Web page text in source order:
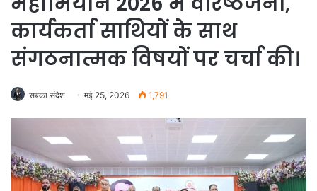
कार्यकर्ता साथियों के साथ
संगठनात्मक विषयों पर चर्चा की।
सबका संदेश मई 25, 2026 1,791